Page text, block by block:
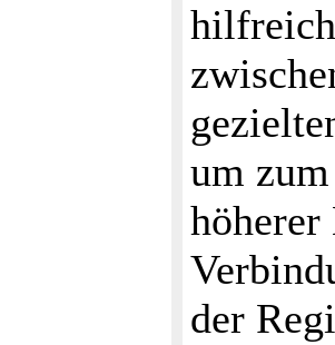
um
höherer
der